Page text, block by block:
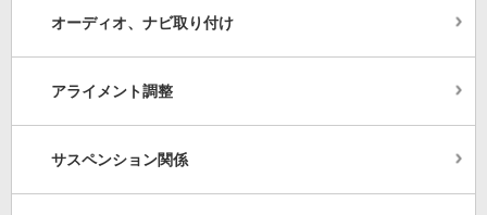
オーディオ、ナビ取り付け
アライメント調整
サスペンション関係